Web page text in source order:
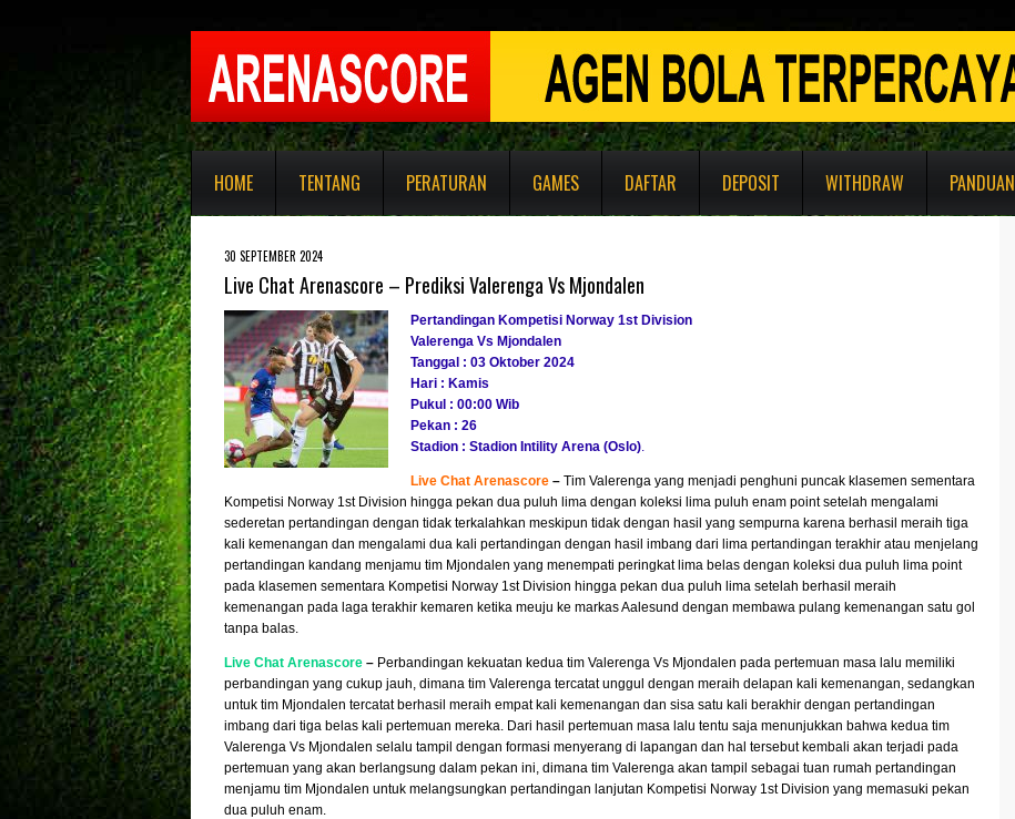
HOME TENTANG PERATURAN GAMES DAFTAR DEPOSIT WITHDRAW PANDUAN
30 SEPTEMBER 2024
Live Chat Arenascore – Prediksi Valerenga Vs Mjondalen
Pertandingan Kompetisi Norway 1st Division
Valerenga Vs Mjondalen
Tanggal : 03 Oktober 2024
Hari : Kamis
Pukul : 00:00 Wib
Pekan : 26
Stadion : Stadion Intility Arena (Oslo).
Live Chat Arenascore – Tim Valerenga yang menjadi penghuni puncak klasemen sementara
Kompetisi Norway 1st Division hingga pekan dua puluh lima dengan koleksi lima puluh enam point setelah mengalami
sederetan pertandingan dengan tidak terkalahkan meskipun tidak dengan hasil yang sempurna karena berhasil meraih tiga
kali kemenangan dan mengalami dua kali pertandingan dengan hasil imbang dari lima pertandingan terakhir atau menjelang
pertandingan kandang menjamu tim Mjondalen yang menempati peringkat lima belas dengan koleksi dua puluh lima point
pada klasemen sementara Kompetisi Norway 1st Division hingga pekan dua puluh lima setelah berhasil meraih
kemenangan pada laga terakhir kemaren ketika meuju ke markas Aalesund dengan membawa pulang kemenangan satu gol
tanpa balas.
Live Chat Arenascore – Perbandingan kekuatan kedua tim Valerenga Vs Mjondalen pada pertemuan masa lalu memiliki
perbandingan yang cukup jauh, dimana tim Valerenga tercatat unggul dengan meraih delapan kali kemenangan, sedangkan
untuk tim Mjondalen tercatat berhasil meraih empat kali kemenangan dan sisa satu kali berakhir dengan pertandingan
imbang dari tiga belas kali pertemuan mereka. Dari hasil pertemuan masa lalu tentu saja menunjukkan bahwa kedua tim
Valerenga Vs Mjondalen selalu tampil dengan formasi menyerang di lapangan dan hal tersebut kembali akan terjadi pada
pertemuan yang akan berlangsung dalam pekan ini, dimana tim Valerenga akan tampil sebagai tuan rumah pertandingan
menjamu tim Mjondalen untuk melangsungkan pertandingan lanjutan Kompetisi Norway 1st Division yang memasuki pekan
dua puluh enam.